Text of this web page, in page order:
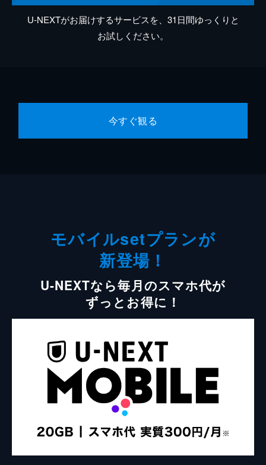
U-NEXTがお届けするサービスを、31日間ゆっくりと
お試しください。
今すぐ観る
モバイルsetプランが
新登場！
U-NEXTなら毎月のスマホ代が
ずっとお得に！